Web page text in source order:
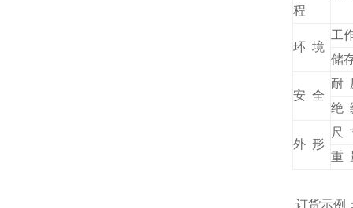
程
环 境
工
储
安 全
耐
绝
外 形
尺
重
订货示例